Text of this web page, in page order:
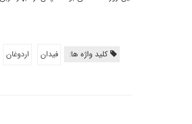
کلید واژه ها: فیدان اردوغان